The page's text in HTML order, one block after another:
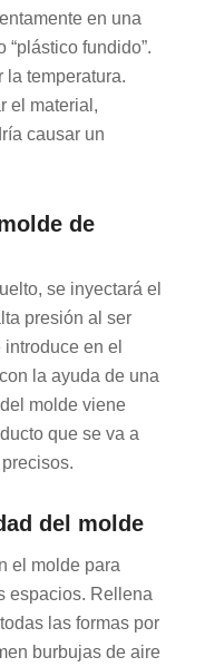
en una
fundido”.
la temperatura.
el material,
causar un
de
se inyectará el
presión al ser
en el
la ayuda de una
molde viene
que se va a
del molde
el molde para
espacios. Rellena
las formas por
burbujas de aire